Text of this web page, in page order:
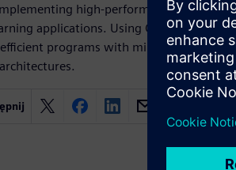
high-performance compute
applications. Using OpenACC
programs with minimal effort